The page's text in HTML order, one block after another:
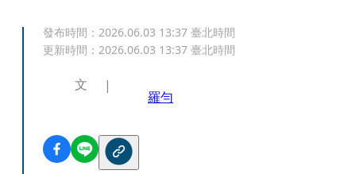
發布時間： 2026.06.03 13:37 臺北時間
更新時間： 2026.06.03 13:37 臺北時間
文
羅勻